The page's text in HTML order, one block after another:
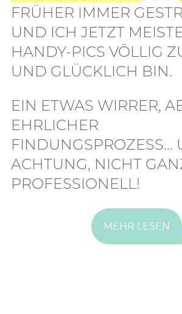
FRÜHER IMMER
UND ICH JETZT
HANDY-PICS VÖLLIG
UND GLÜCKLICH BIN.
EIN ETWAS WIRRER,
EHRLICHER
FINDUNGSPROZESS…
ACHTUNG, NICHT
PROFESSIONELL!
MEHR LESEN